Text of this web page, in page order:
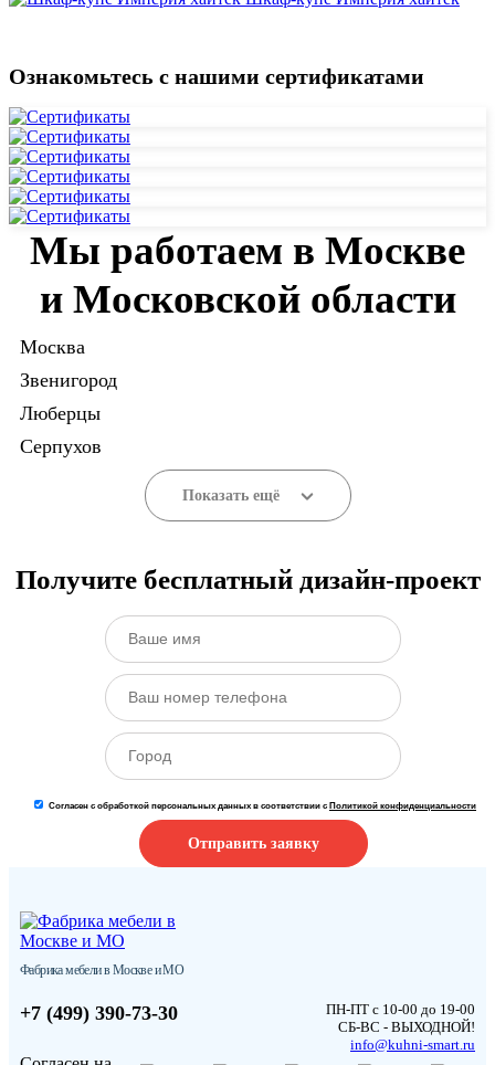
Ознакомьтесь с нашими сертификатами
Мы работаем в Москве
и Московской области
Москва
Звенигород
Люберцы
Серпухов
Показать ещё
Получите бесплатный дизайн-проект
Согласен с обработкой персональных данных в соответствии с Политикой конфиденциальности
Отправить заявку
Фабрика мебели в Москве и МО
+7 (499) 390-73-30
ПН-ПТ с 10-00 до 19-00
СБ-ВС - ВЫХОДНОЙ!
info@kuhni-smart.ru